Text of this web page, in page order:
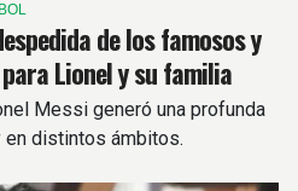
de los famosos y
Lionel y su familia
Messi generó una profunda
en distintos ámbitos.